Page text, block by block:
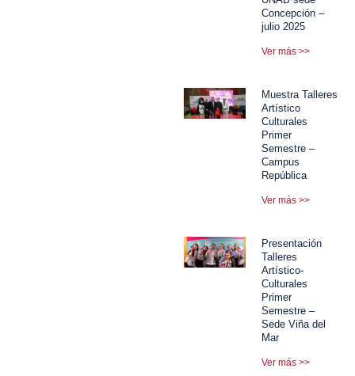
Concepción –
julio 2025
Ver más >>
Muestra Talleres
Artístico
Culturales
Primer
Semestre –
Campus
República
Ver más >>
Presentación
Talleres
Artístico-
Culturales
Primer
Semestre –
Sede Viña del
Mar
Ver más >>